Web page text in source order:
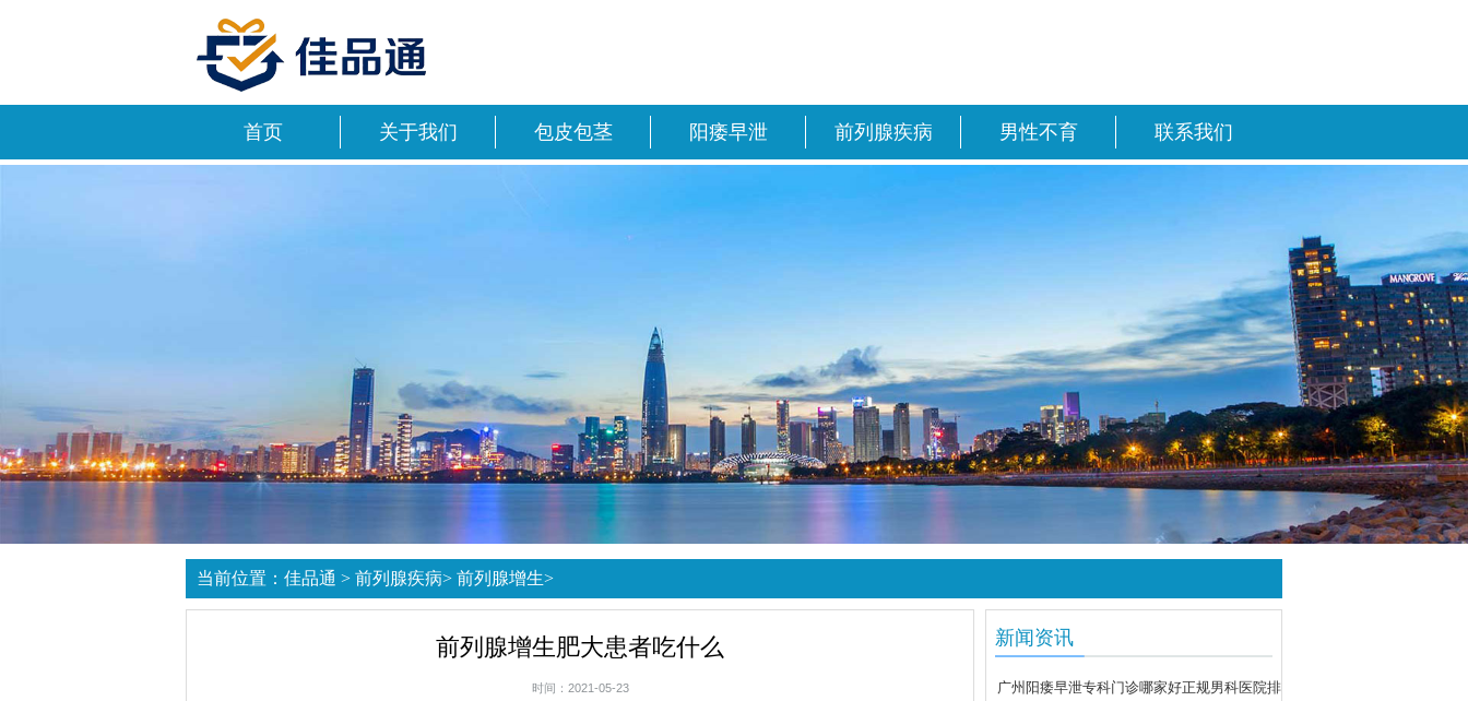
首页 关于我们 包皮包茎 阳痿早泄 前列腺疾病 男性不育 联系我们
当前位置： 佳品通 > 前列腺疾病> 前列腺增生>
前列腺增生肥大患者吃什么
时间：2021-05-23
新闻资讯
广州阳痿早泄专科门诊哪家好正规男科医院排